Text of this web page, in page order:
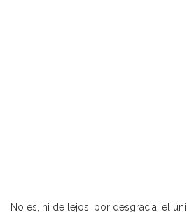
No es, ni de lejos, por desgracia, el